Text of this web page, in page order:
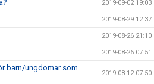
2019-09-02 19:03
2019-08-29 12:37
2019-08-26 21:10
2019-08-26 07:51
barn/ungdomar som
2019-08-12 07:50